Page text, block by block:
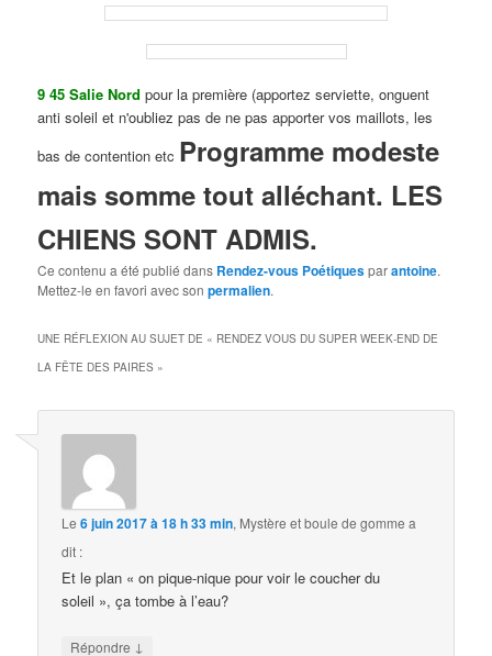
9 45 Salie Nord pour la première (apportez serviette, onguent
anti soleil et n'oubliez pas de ne pas apporter vos maillots, les
bas de contention etc Programme modeste
mais somme tout alléchant. LES
CHIENS SONT ADMIS.
Ce contenu a été publié dans Rendez-vous Poétiquesparantoine.
Mettez-le en favori avec sonpermalien.
UNE RÉFLEXION AU SUJET DE « RENDEZ VOUS DU SUPER WEEK-END DE
LA FÊTE DES PAIRES »
Le6 juin 2017 à 18 h 33 min, Mystère et boule de gomme a
dit :
Et le plan « on pique-nique pour voir le coucher du
soleil », ça tombe à l’eau?
Répondre ↓